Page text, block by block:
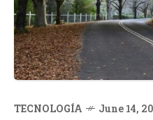
TECNOLOGÍA June 14,